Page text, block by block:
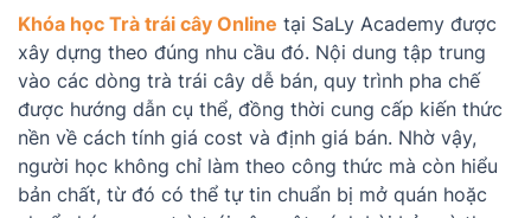
Khóa học Trà trái cây Online tại SaLy Academy được
xây dựng theo đúng nhu cầu đó. Nội dung tập trung
vào các dòng trà trái cây dễ bán, quy trình pha chế
được hướng dẫn cụ thể, đồng thời cung cấp kiến thức
nền về cách tính giá cost và định giá bán. Nhờ vậy,
người học không chỉ làm theo công thức mà còn hiểu
bản chất, từ đó có thể tự tin chuẩn bị mở quán hoặc